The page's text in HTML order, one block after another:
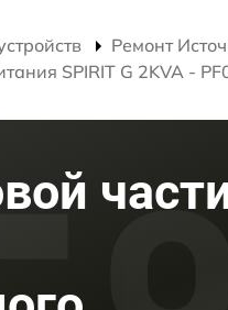
Ремонт
SPIRIT G 2KVA -